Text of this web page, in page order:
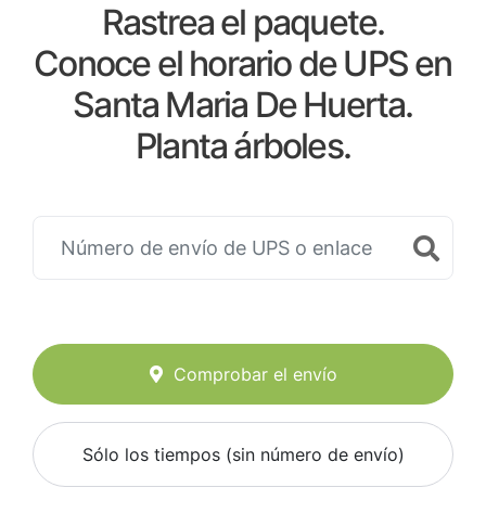
Rastrea el paquete.
Conoce el horario de UPS en
Santa Maria De Huerta.
Planta árboles.
Comprobar el envío
Sólo los tiempos (sin número de envío)